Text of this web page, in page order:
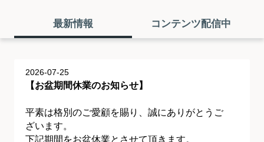
最新情報 コンテンツ配信中
2026-07-25
【お盆期間休業のお知らせ】
平素は格別のご愛顧を賜り、誠にありがとうご
ざいます。
下記期間をお盆休業とさせて頂きます。